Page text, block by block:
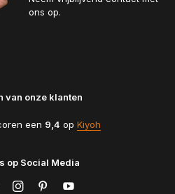
ons op.
van onze klanten
een 9,4 op Kiyoh
op Social Media